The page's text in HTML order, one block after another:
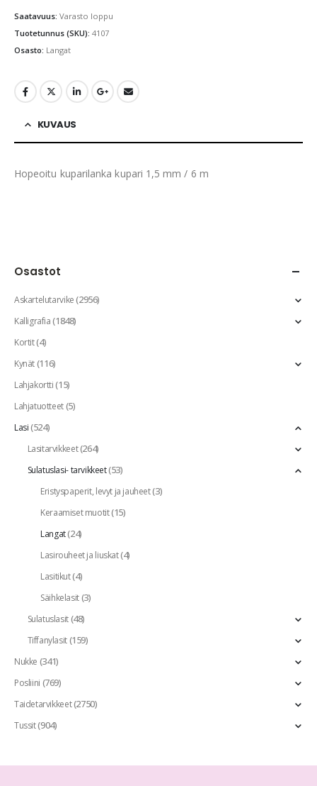
Saatavuus: Varasto loppu
Tuotetunnus (SKU): 4107
Osasto: Langat
KUVAUS
Hopeoitu kuparilanka kupari 1,5 mm / 6 m
Osastot
Askartelutarvike(2956)
Kalligrafia(1848)
Kortit(4)
Kynät(116)
Lahjakortti(15)
Lahjatuotteet(5)
Lasi(524)
Lasitarvikkeet(264)
Sulatuslasi- tarvikkeet(53)
Eristyspaperit, levyt ja jauheet(3)
Keraamiset muotit(15)
Langat(24)
Lasirouheet ja liuskat(4)
Lasitikut(4)
Säihkelasit(3)
Sulatuslasit(48)
Tiffanylasit(159)
Nukke (341)
Posliini (769)
Taidetarvikkeet(2750)
Tussit(904)